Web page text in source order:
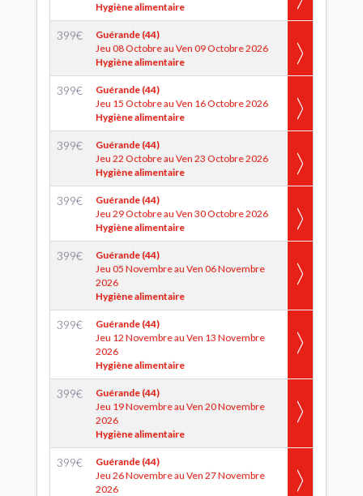
Hygiène alimentaire
399€
Guérande (44)
Jeu 08 Octobre au Ven 09 Octobre 2026
Hygiène alimentaire
399€
Guérande (44)
Jeu 15 Octobre au Ven 16 Octobre 2026
Hygiène alimentaire
399€
Guérande (44)
Jeu 22 Octobre au Ven 23 Octobre 2026
Hygiène alimentaire
399€
Guérande (44)
Jeu 29 Octobre au Ven 30 Octobre 2026
Hygiène alimentaire
399€
Guérande (44)
Jeu 05 Novembre au Ven 06 Novembre
2026
Hygiène alimentaire
399€
Guérande (44)
Jeu 12 Novembre au Ven 13 Novembre
2026
Hygiène alimentaire
399€
Guérande (44)
Jeu 19 Novembre au Ven 20 Novembre
2026
Hygiène alimentaire
399€
Guérande (44)
Jeu 26 Novembre au Ven 27 Novembre
2026